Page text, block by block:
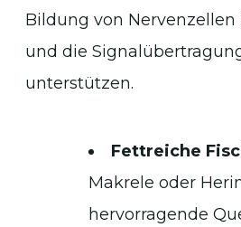
Bildung von
und die
unterstützen.
Fettreiche
Makrele oder
hervorragende